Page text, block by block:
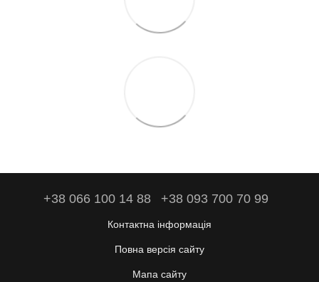
+38 066 100 14 88 +38 093 700 70 99
Контактна інформація
Повна версія сайту
Мапа сайту